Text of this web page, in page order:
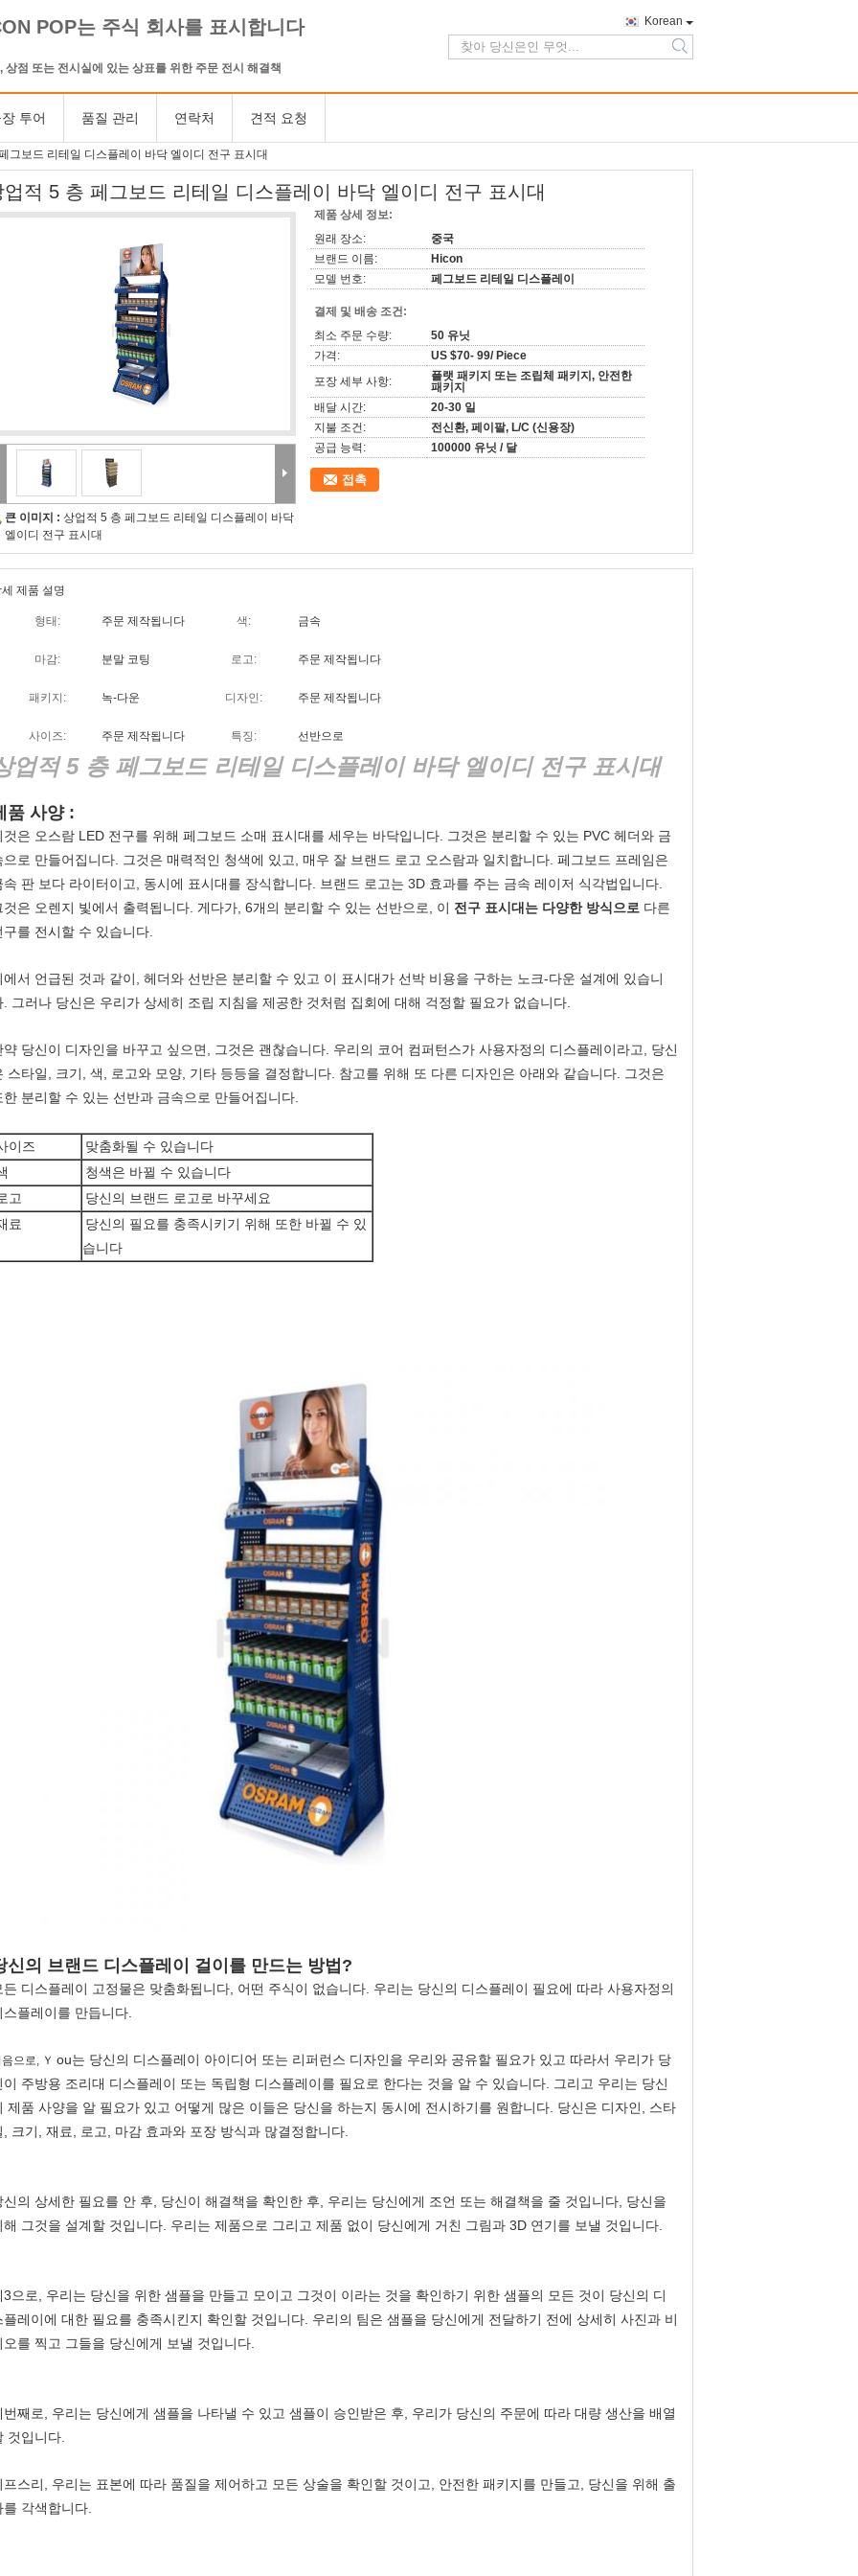
POP는 주식 회사를 표시합니다
상점 또는 전시실에 있는 상표를 위한 주문 전시 해결책
Korean
search
투어 품질 관리 연락처 견적 요청
그보드 리테일 디스플레이 바닥 엘이디 전구 표시대
업적 5 층 페그보드 리테일 디스플레이 바닥 엘이디 전구 표시대
큰 이미지 : 상업적 5 층 페그보드 리테일 디스플레이 바닥
엘이디 전구 표시대
제품 상세 정보:
원래 장소:
중국
브랜드 이름:
Hicon
모델 번호:
페그보드 리테일 디스플레이
결제 및 배송 조건:
최소 주문 수량:
50 유닛
가격:
US $70- 99/ Piece
포장 세부 사항:
플랫 패키지 또는 조립체 패키지, 안전한
패키지
배달 시간:
20-30 일
지불 조건:
전신환, 페이팔, L/C (신용장)
공급 능력:
100000 유닛 / 달
접촉
제품 설명
형태: 주문 제작됩니다 색: 금속
마감: 분말 코팅 로고: 주문 제작됩니다
패키지: 녹-다운 디자인: 주문 제작됩니다
사이즈: 주문 제작됩니다 특징: 선반으로
업적 5 층 페그보드 리테일 디스플레이 바닥 엘이디 전구 표시대
품 사양 :
것은 오스람 LED 전구를 위해 페그보드 소매 표시대를 세우는 바닥입니다. 그것은 분리할 수 있는 PVC 헤더와 금
으로 만들어집니다. 그것은 매력적인 청색에 있고, 매우 잘 브랜드 로고 오스람과 일치합니다. 페그보드 프레임은
속 판 보다 라이터이고, 동시에 표시대를 장식합니다. 브랜드 로고는 3D 효과를 주는 금속 레이저 식각법입니다.
것은 오렌지 빛에서 출력됩니다. 게다가, 6개의 분리할 수 있는 선반으로, 이 전구 표시대는 다양한 방식으로 다른
구를 전시할 수 있습니다.
에서 언급된 것과 같이, 헤더와 선반은 분리할 수 있고 이 표시대가 선박 비용을 구하는 노크-다운 설계에 있습니
. 그러나 당신은 우리가 상세히 조립 지침을 제공한 것처럼 집회에 대해 걱정할 필요가 없습니다.
약 당신이 디자인을 바꾸고 싶으면, 그것은 괜찮습니다. 우리의 코어 컴퍼턴스가 사용자정의 디스플레이라고, 당신
스타일, 크기, 색, 로고와 모양, 기타 등등을 결정합니다. 참고를 위해 또 다른 디자인은 아래와 같습니다. 그것은
한 분리할 수 있는 선반과 금속으로 만들어집니다.
이즈
맞춤화될 수 있습니다
청색은 바뀔 수 있습니다
고
당신의 브랜드 로고로 바꾸세요
료
당신의 필요를 충족시키기 위해 또한 바뀔 수 있
습니다
신의 브랜드 디스플레이 걸이를 만드는 방법?
든 디스플레이 고정물은 맞춤화됩니다, 어떤 주식이 없습니다. 우리는 당신의 디스플레이 필요에 따라 사용자정의
스플레이를 만듭니다.
으로, Ｙ ou는 당신의 디스플레이 아이디어 또는 리퍼런스 디자인을 우리와 공유할 필요가 있고 따라서 우리가 당
이 주방용 조리대 디스플레이 또는 독립형 디스플레이를 필요로 한다는 것을 알 수 있습니다. 그리고 우리는 당신
제품 사양을 알 필요가 있고 어떻게 많은 이들은 당신을 하는지 동시에 전시하기를 원합니다. 당신은 디자인, 스타
, 크기, 재료, 로고, 마감 효과와 포장 방식과 많결정합니다.
신의 상세한 필요를 안 후, 당신이 해결책을 확인한 후, 우리는 당신에게 조언 또는 해결책을 줄 것입니다, 당신을
해 그것을 설계할 것입니다. 우리는 제품으로 그리고 제품 없이 당신에게 거친 그림과 3D 연기를 보낼 것입니다.
3으로, 우리는 당신을 위한 샘플을 만들고 모이고 그것이 이라는 것을 확인하기 위한 샘플의 모든 것이 당신의 디
플레이에 대한 필요를 충족시킨지 확인할 것입니다. 우리의 팀은 샘플을 당신에게 전달하기 전에 상세히 사진과 비
오를 찍고 그들을 당신에게 보낼 것입니다.
번째로, 우리는 당신에게 샘플을 나타낼 수 있고 샘플이 승인받은 후, 우리가 당신의 주문에 따라 대량 생산을 배열
것입니다.
프스리, 우리는 표본에 따라 품질을 제어하고 모든 상술을 확인할 것이고, 안전한 패키지를 만들고, 당신을 위해 출
를 각색합니다.